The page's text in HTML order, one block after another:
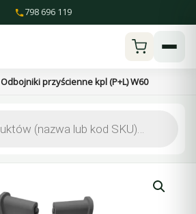
798 696 119
Odbojniki przyścienne kpl (P+L) W60